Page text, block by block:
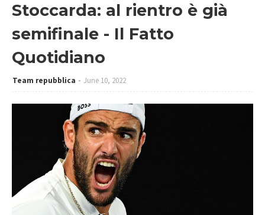
Stoccarda: al rientro è già
semifinale - Il Fatto
Quotidiano
Team repubblica June 10, 2022